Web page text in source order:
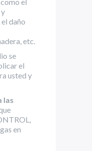
daño
etc.
se
el
usted y
las
en